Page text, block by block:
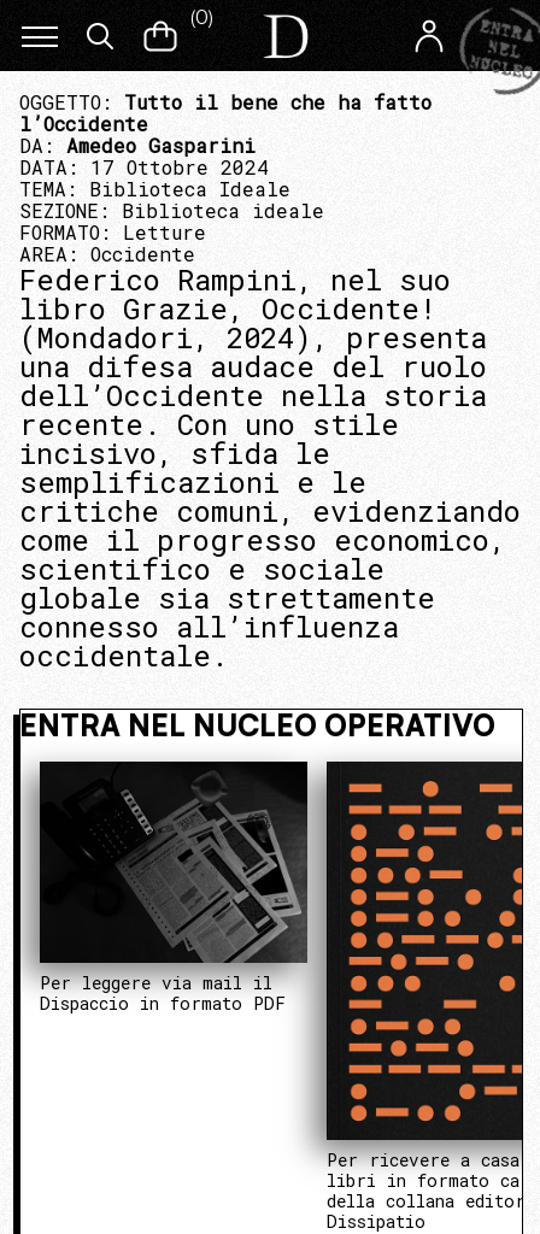
(0)
OGGETTO: Tutto il bene che ha fatto
l’Occidente
DA: Amedeo Gasparini
DATA: 17 Ottobre 2024
TEMA: Biblioteca Ideale
SEZIONE: Biblioteca ideale
FORMATO: Letture
AREA: Occidente
Federico Rampini, nel suo
libro Grazie, Occidente!
(Mondadori, 2024), presenta
una difesa audace del ruolo
dell’Occidente nella storia
recente. Con uno stile
incisivo, sfida le
semplificazioni e le
critiche comuni, evidenziando
come il progresso economico,
scientifico e sociale
globale sia strettamente
connesso all’influenza
occidentale.
ENTRA NEL NUCLEO
Per leggere via mail il
Dispaccio in formato PDF
Per ricevere a casa i
libri in formato
della collana
Dissipatio